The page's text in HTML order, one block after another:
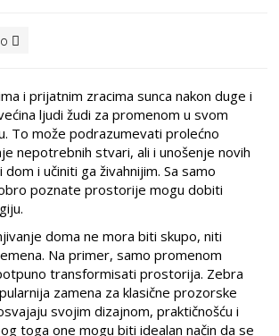
i prijatnim zracima sunca nakon duge i
ljudi žudi za promenom u svom
To može podrazumevati prolećno
nepotrebnih stvari, ali i unošenje novih
i učiniti ga živahnijim. Sa samo
poznate prostorije mogu dobiti
doma ne mora biti skupo, niti
Na primer, samo promenom
transformisati prostorija. Zebra
zamena za klasične prozorske
svojim dizajnom, praktičnošću i
toga one mogu biti idealan način da se